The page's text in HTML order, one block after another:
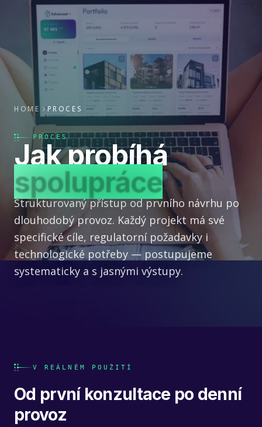
HOME PROCES
PROCES
Jak probíhá
spolupráce
Strukturovaný přístup od prvního návrhu po
dlouhodobý provoz. Každý projekt má své
specifické cíle, regulatorní požadavky i
technologické potřeby — postupujeme
systematicky a s jasnými výstupy.
V REÁLNÉM POUŽITÍ
Od první konzultace po denní
provoz